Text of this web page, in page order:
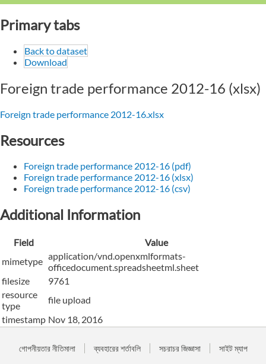
Primary tabs
Back to dataset
Download
Foreign trade performance 2012-16 (xlsx)
Foreign trade performance 2012-16.xlsx
Resources
Foreign trade performance 2012-16 (pdf)
Foreign trade performance 2012-16 (xlsx)
Foreign trade performance 2012-16 (csv)
Additional Information
Field
Value
mimetype application/vnd.openxmlformats-
officedocument.spreadsheetml.sheet
filesize
9761
resource
type
file upload
timestamp Nov 18, 2016
গোপনীয়তার নীতিমালা ব্যবহারের শর্তাবলি সচরাচর জিজ্ঞাসা সাইট ম্যাপ